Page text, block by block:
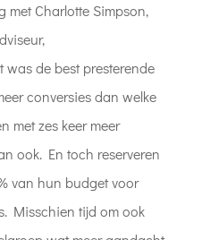
met Charlotte Simpson,
was de best presterende
conversies dan welke
met zes keer meer
ook. En toch reserveren
van hun budget voor
Misschien tijd om ook